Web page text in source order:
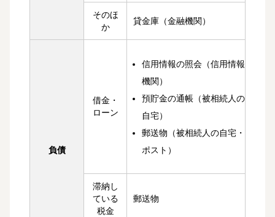
そのほ
か
貸金庫（金融機関）
負債
借金・
ローン
信用情報の照会（信用情報
機関）
預貯金の通帳（被相続人の
自宅）
郵送物（被相続人の自宅・
ポスト）
滞納し
ている
税金
郵送物